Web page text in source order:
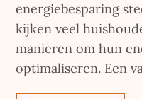
energiebesparing
kijken veel
manieren om hun
optimaliseren. Een